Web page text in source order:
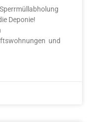
Deponie!
und